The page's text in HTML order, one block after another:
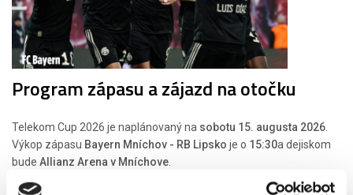
Program zápasu a zájazd na otočku
Telekom Cup 2026 je naplánovaný na sobotu 15. augusta 2026
Výkop zápasu Bayern Mníchov - RB Lipsko je o 15:30a dejiskom
bude Allianz Arena v Mníchove
Pre fanúšikov zo Slovenska organizujeme aj
kompletný